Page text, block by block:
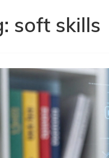
soft skills